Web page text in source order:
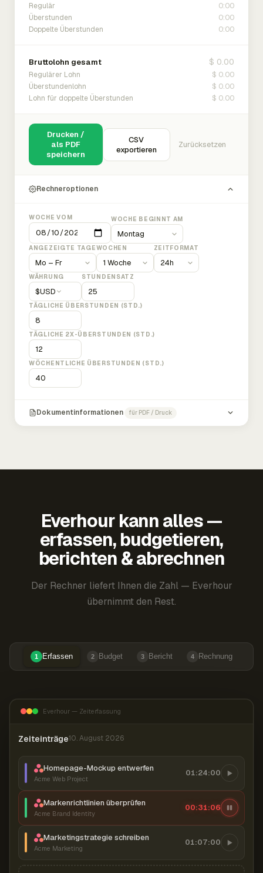
Regulär 0:00
Überstunden 0:00
Doppelte Überstunden 0:00
Bruttolohn gesamt $ 0.00
Regulärer Lohn $ 0.00
Überstundenlohn $ 0.00
Lohn für doppelte Überstunden $ 0.00
Drucken /
als PDF
speichern
CSV
exportieren
Zurücksetzen
Rechneroptionen
WOCHE VOM WOCHE BEGINNT AM
ANGEZEIGTE TAGEWOCHEN ZEITFORMAT
WÄHRUNG
$USD
STUNDENSATZ
TÄGLICHE ÜBERSTUNDEN (STD.)
TÄGLICHE 2X-ÜBERSTUNDEN (STD.)
WÖCHENTLICHE ÜBERSTUNDEN (STD.)
Dokumentinformationen für PDF / Druck
Everhour kann alles —
erfassen, budgetieren,
berichten & abrechnen
Der Rechner liefert Ihnen die Zahl — Everhour
übernimmt den Rest.
1 Erfassen 2 Budget 3 Bericht 4 Rechnung
Everhour — Zeiterfassung
Zeiteinträge10. August 2026
Homepage-Mockup entwerfen
Acme Web Project
01:24:00
Markenrichtlinien überprüfen
Acme Brand Identity
00:31:07
Marketingstrategie schreiben
Acme Marketing
01:07:00